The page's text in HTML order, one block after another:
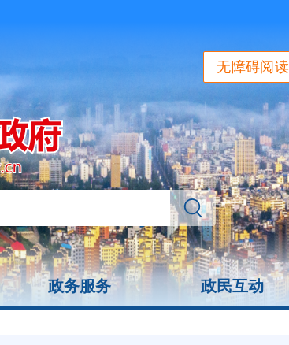
无障碍阅读
政务服务 政民互动